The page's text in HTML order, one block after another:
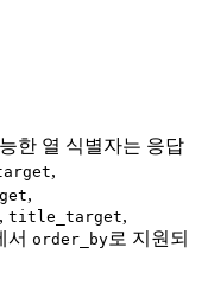
한 열 식별자는 응답
,
,
, title_target,
서 order_by로 지원되